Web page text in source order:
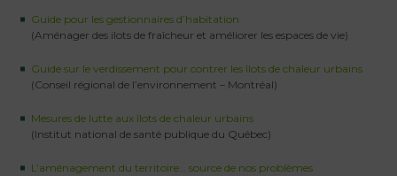
Guide pour les gestionnaires d’habitation
(Aménager des ilots de fraîcheur et améliorer les espaces de vie)
Guide sur le verdissement pour contrer les îlots de chaleur urbains
(Conseil régional de l’environnement – Montréal)
Mesures de lutte aux îlots de chaleur urbains
(Institut national de santé publique du Québec)
L’aménagement du territoire… source de nos problèmes